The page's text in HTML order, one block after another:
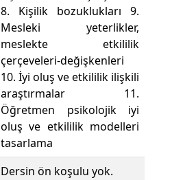
8. Kişilik bozuklukları 9.
Mesleki yeterlikler,
meslekte etkililik
çerçeveleri-değişkenleri
10. İyi oluş ve etkililik ilişkili
araştırmalar 11.
Öğretmen psikolojik iyi
oluş ve etkililik modelleri
tasarlama
Dersin ön koşulu yok.